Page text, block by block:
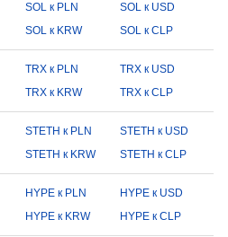
SOL к PLN
SOL к USD
SOL к KRW SOL к CLP
TRX к PLN
TRX к USD
TRX к KRW TRX к CLP
STETH к PLN
STETH к USD
STETH к KRW STETH к CLP
HYPE к PLN
HYPE к USD
HYPE к KRW HYPE к CLP